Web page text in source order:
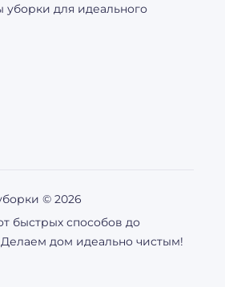
для идеального
© 2026
быстрых способов до
Делаем дом идеально чистым!